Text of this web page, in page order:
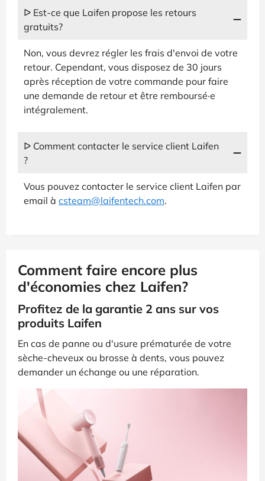
ᐅ Est-ce que Laifen propose les retours
gratuits?
Non, vous devrez régler les frais d'envoi de votre
retour. Cependant, vous disposez de 30 jours
après réception de votre commande pour faire
une demande de retour et être remboursé·e
intégralement.
ᐅ Comment contacter le service client Laifen
?
Vous pouvez contacter le service client Laifen par
email à csteam@laifentech.com.
Comment faire encore plus
d'économies chez Laifen?
Profitez de la garantie 2 ans sur vos
produits Laifen
En cas de panne ou d'usure prématurée de votre
sèche-cheveux ou brosse à dents, vous pouvez
demander un échange ou une réparation.